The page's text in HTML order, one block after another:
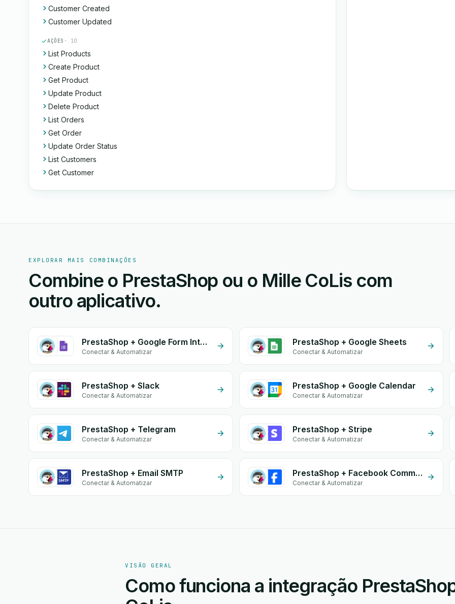
Customer Created
Customer Updated
AÇÕES · 10
List Products
Create Product
Get Product
Update Product
Delete Product
List Orders
Get Order
Update Order Status
List Customers
Get Customer
EXPLORAR MAIS COMBINAÇÕES
Combine o PrestaShop ou o Mille CoLis com
outro aplicativo.
PrestaShop + Google Form Integration
Conectar & Automatizar
PrestaShop + Google Sheets
Conectar & Automatizar
PrestaShop + Slack
Conectar & Automatizar
PrestaShop + Google Calendar
Conectar & Automatizar
PrestaShop + Telegram
Conectar & Automatizar
PrestaShop + Stripe
Conectar & Automatizar
PrestaShop + Email SMTP
Conectar & Automatizar
PrestaShop + Facebook Comments
Conectar & Automatizar
VISÃO GERAL
Como funciona a integração